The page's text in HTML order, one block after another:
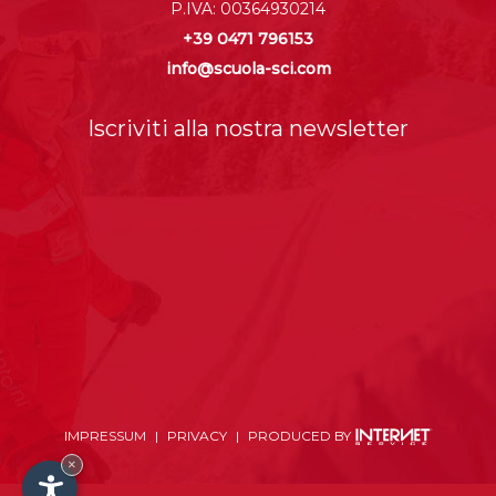
P.IVA: 00364930214
+39 0471 796153
info@scuola-sci.com
Iscriviti alla nostra newsletter
IMPRESSUM | PRIVACY |
PRODUCED BY
×